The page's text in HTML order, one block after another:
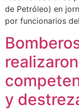
de Petróleo) en
por funcionarios
y